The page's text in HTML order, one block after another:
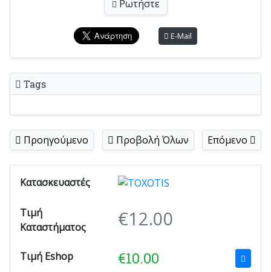
Ρωτήστε
E-Mail
Tags
Προηγούμενο Προβολή Όλων Επόμενο
Κατασκευαστές
Τιμή
Καταστήματος
€12.00
Τιμή Eshop €10.00